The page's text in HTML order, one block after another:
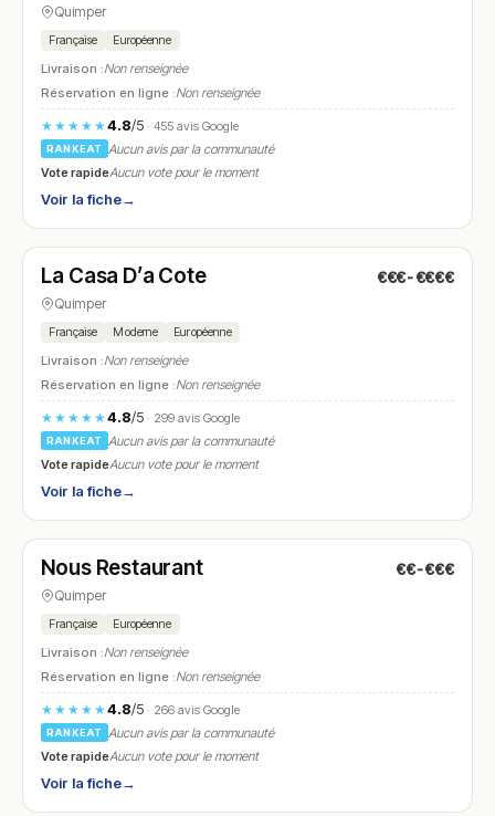
Quimper
Française Européenne
Livraison :Non renseignée
Réservation en ligne :Non renseignée
★★★★★4.8/5· 455 avis Google
RANKEAT
Aucun avis par la communauté
Vote rapideAucun vote pour le moment
Voir la fiche→
N° 19
La Casa D’a Cote €€€-€€€€
Quimper
Française Moderne Européenne
Livraison :Non renseignée
Réservation en ligne :Non renseignée
★★★★★4.8/5· 299 avis Google
RANKEAT
Aucun avis par la communauté
Vote rapideAucun vote pour le moment
Voir la fiche→
N° 20
Nous Restaurant €€-€€€
Quimper
Française Européenne
Livraison :Non renseignée
Réservation en ligne :Non renseignée
★★★★★4.8/5· 266 avis Google
RANKEAT
Aucun avis par la communauté
Vote rapideAucun vote pour le moment
Voir la fiche→